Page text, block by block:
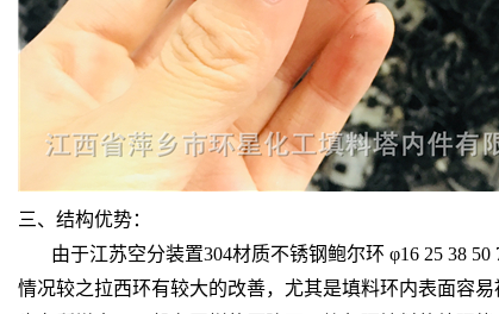
三、结构优势：
由于江苏空分装置304材质不锈钢鲍尔环 φ16 25 38 50
情况较之拉西环有较大的改善，尤其是填料环内表面容